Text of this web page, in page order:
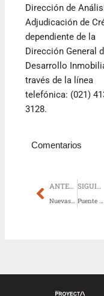
Dirección de
Adjudicación de
dependiente de la
Dirección General
Desarrollo
través de la línea
telefónica: (021)
3128.
Comentarios
Prev SIGUIENTE